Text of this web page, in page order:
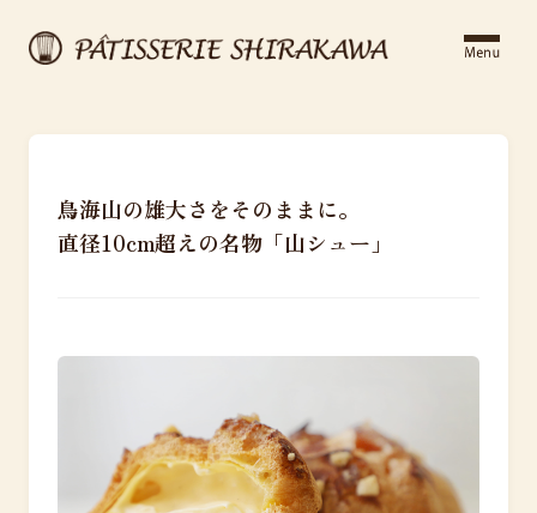
鳥海山の雄大さをそのままに。
直径10cm超えの名物「山シュー」